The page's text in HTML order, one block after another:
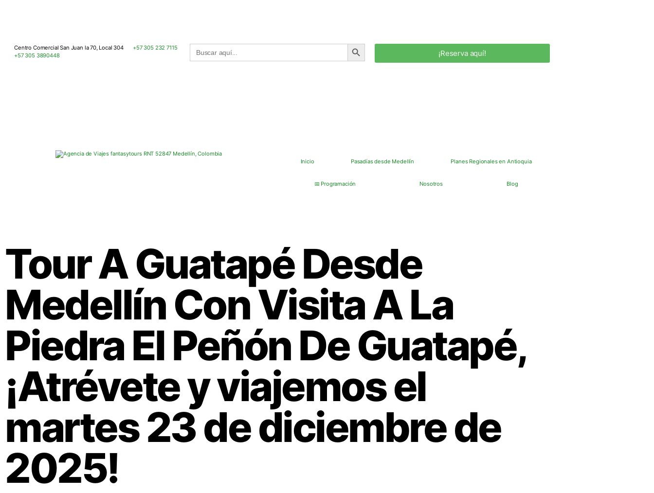
Centro Comercial San Juan la 70, Local 304
+57 305 232 7115
+57 305 3890448
Buscar: BOTÓN DE BÚSQUEDA
¡Reserva aquí!
Inicio Pasadías desde Medellín Planes Regionales en Antioquia
📅 Programación Nosotros Blog
Tour A Guatapé Desde
Medellín Con Visita A La
Piedra El Peñón De Guatapé,
¡Atrévete y viajemos el
martes 23 de diciembre de
2025!